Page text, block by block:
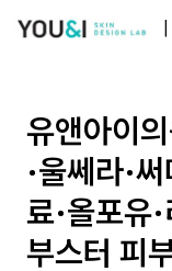
유앤아이
·울쎄라·
료·올포유
부스터 피